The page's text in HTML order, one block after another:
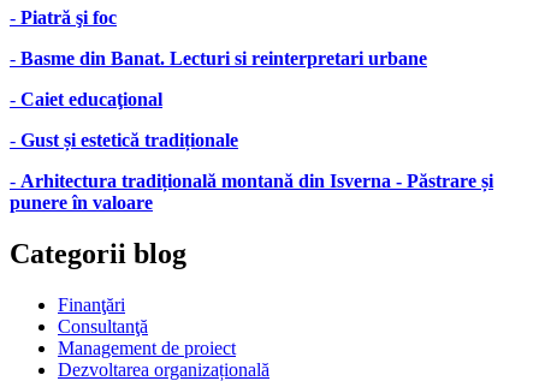
- Piatră şi foc
- Basme din Banat. Lecturi si reinterpretari urbane
- Caiet educaţional
- Gust și estetică tradiționale
- Arhitectura tradițională montană din Isverna - Păstrare și
punere în valoare
Categorii blog
Finanţări
Consultanţă
Management de proiect
Dezvoltarea organizațională